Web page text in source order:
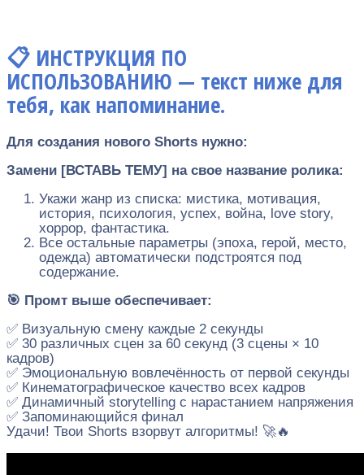
📋 ИНСТРУКЦИЯ ПО
ИСПОЛЬЗОВАНИЮ — текст ниже для
тебя, как напоминание.
Для создания нового Shorts нужно:
Замени [ВСТАВЬ ТЕМУ] на свое название ролика:
Укажи жанр из списка: мистика, мотивация,
история, психология, успех, война, love story,
хоррор, фантастика.
Все остальные параметры (эпоха, герой, место,
одежда) автоматически подстроятся под
содержание.
🎯 Промт выше обеспечивает:
✅ Визуальную смену каждые 2 секунды
✅ 30 различных сцен за 60 секунд (3 сцены × 10
кадров)
✅ Эмоциональную вовлечённость от первой секунды
✅ Кинематографическое качество всех кадров
✅ Динамичный storytelling с нарастанием напряжения
✅ Запоминающийся финал
Удачи! Твои Shorts взорвут алгоритмы! 🚀🔥